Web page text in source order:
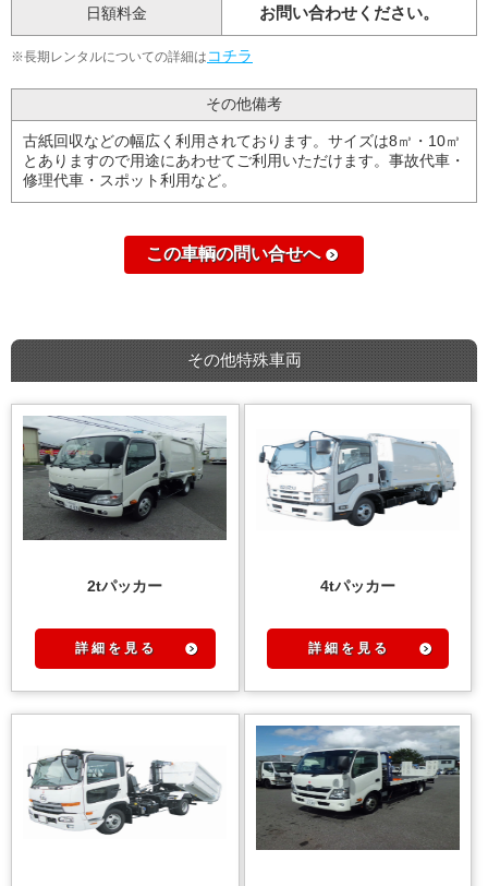
日額料金 お問い合わせください。
※長期レンタルについての詳細は コチラ
その他備考
古紙回収などの幅広く利用されております。サイズは8㎥・10㎥
とありますので用途にあわせてご利用いただけます。事故代車・
修理代車・スポット利用など。
この車輌の問い合せへ
その他特殊車両
2tパッカー
詳 細 を 見 る
4tパッカー
詳 細 を 見 る